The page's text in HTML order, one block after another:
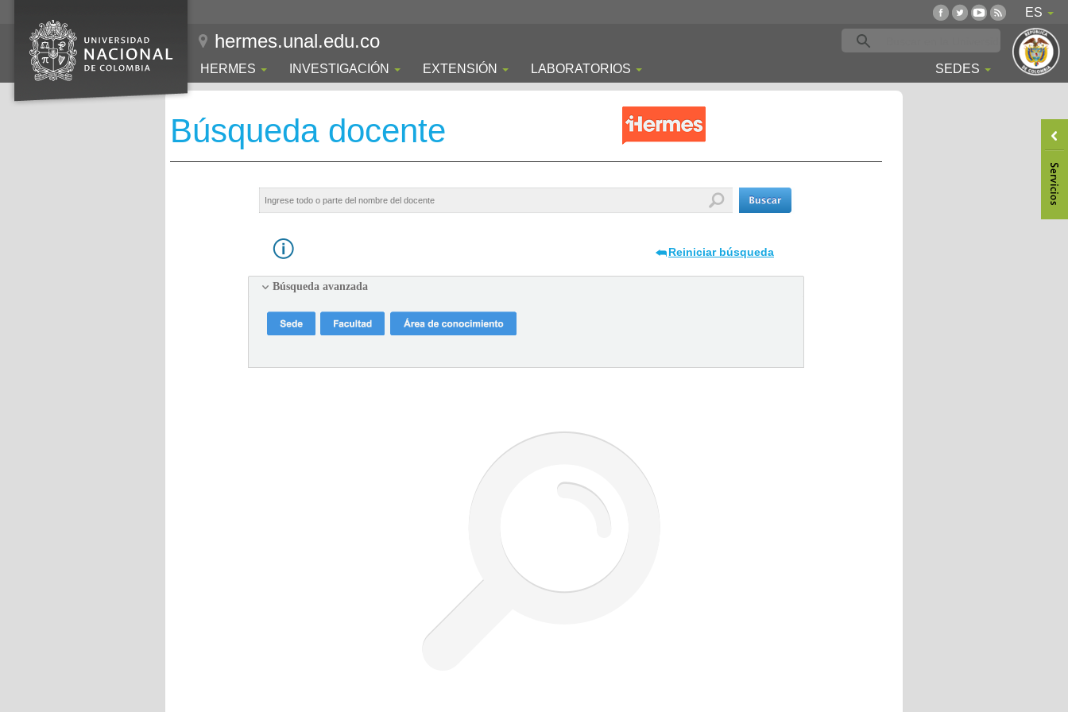
ES
hermes.unal.edu.co
HERMES INVESTIGACIÓN EXTENSIÓN LABORATORIOS SEDES
Búsqueda docente
Reiniciar búsqueda
Búsqueda avanzada